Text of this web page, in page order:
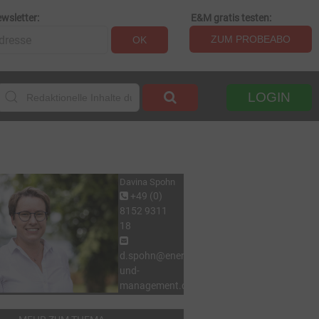
OK
E&M gratis testen:
ZUM PROBEABO
LOGIN
Davina Spohn
+49 (0)
8152 9311
18
d.spohn@energie-
und-
management.de